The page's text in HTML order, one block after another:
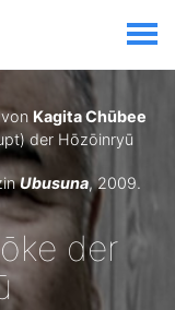
Kagita Chūbee
der Hōzōinryū
Ubusuna, 2009.
der